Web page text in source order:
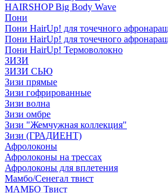
HAIRSHOP Big Body Wave
Пони
Пони HairUp! для точечного
Пони HairUp! для точечного
Пони HairUp! Термоволокно
ЗИЗИ
ЗИЗИ СЬЮ
Зизи прямые
Зизи гофрированные
Зизи волна
Зизи омбре
Зизи "Жемчужная коллекция"
Зизи (ГРАДИЕНТ)
Афролоконы
Афролоконы на трессах
Афролоконы для вплетения
Мамбо/Сенегал твист
МАМБО Твист